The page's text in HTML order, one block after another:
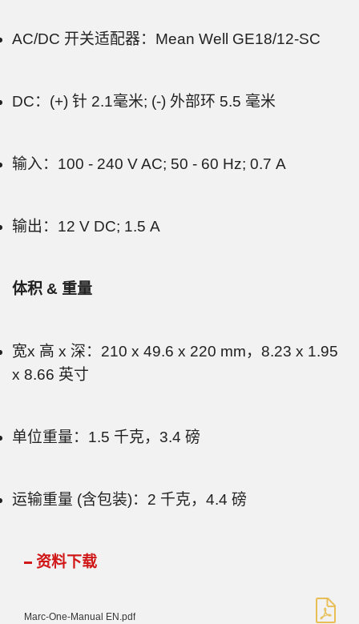
AC/DC 开关适配器：Mean Well GE18/12-SC
DC：(+) 针 2.1毫米; (-) 外部环 5.5 毫米
输入：100 - 240 V AC; 50 - 60 Hz; 0.7 A
输出：12 V DC; 1.5 A
体积 & 重量
宽x 高 x 深：210 x 49.6 x 220 mm，8.23 x 1.95
x 8.66 英寸
单位重量：1.5 千克，3.4 磅
运输重量 (含包装)：2 千克，4.4 磅
资料下载
Marc-One-Manual EN.pdf